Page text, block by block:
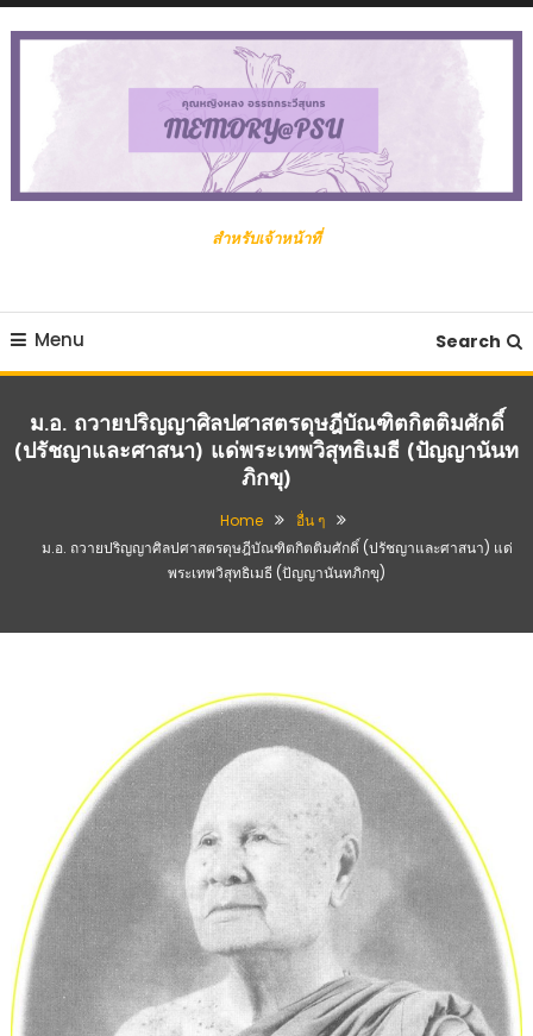
Skip
To
Content
สำหรับเจ้าหน้าที่
Menu Search
ม.อ. ถวายปริญญาศิลปศาสตรดุษฎีบัณฑิตกิตติมศักดิ์
(ปรัชญาและศาสนา) แด่พระเทพวิสุทธิเมธี (ปัญญานันท
ภิกขุ)
Home
อื่น ๆ
ม.อ. ถวายปริญญาศิลปศาสตรดุษฎีบัณฑิตกิตติมศักดิ์ (ปรัชญาและศาสนา) แด่
พระเทพวิสุทธิเมธี (ปัญญานันทภิกขุ)